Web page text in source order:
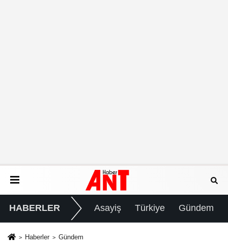
HABERLER Asayiş Türkiye Gündem
Haberler Gündem